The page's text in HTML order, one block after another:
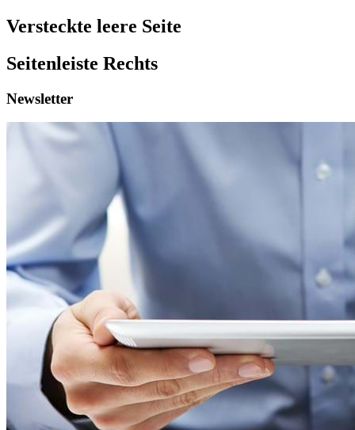
Versteckte leere Seite
Seitenleiste Rechts
Newsletter